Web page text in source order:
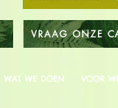
VRAAG ONZE
WAT WE DOEN VOOR